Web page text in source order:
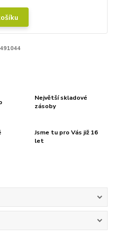
Největší skladové
zásoby
Jsme tu pro Vás již 16
let